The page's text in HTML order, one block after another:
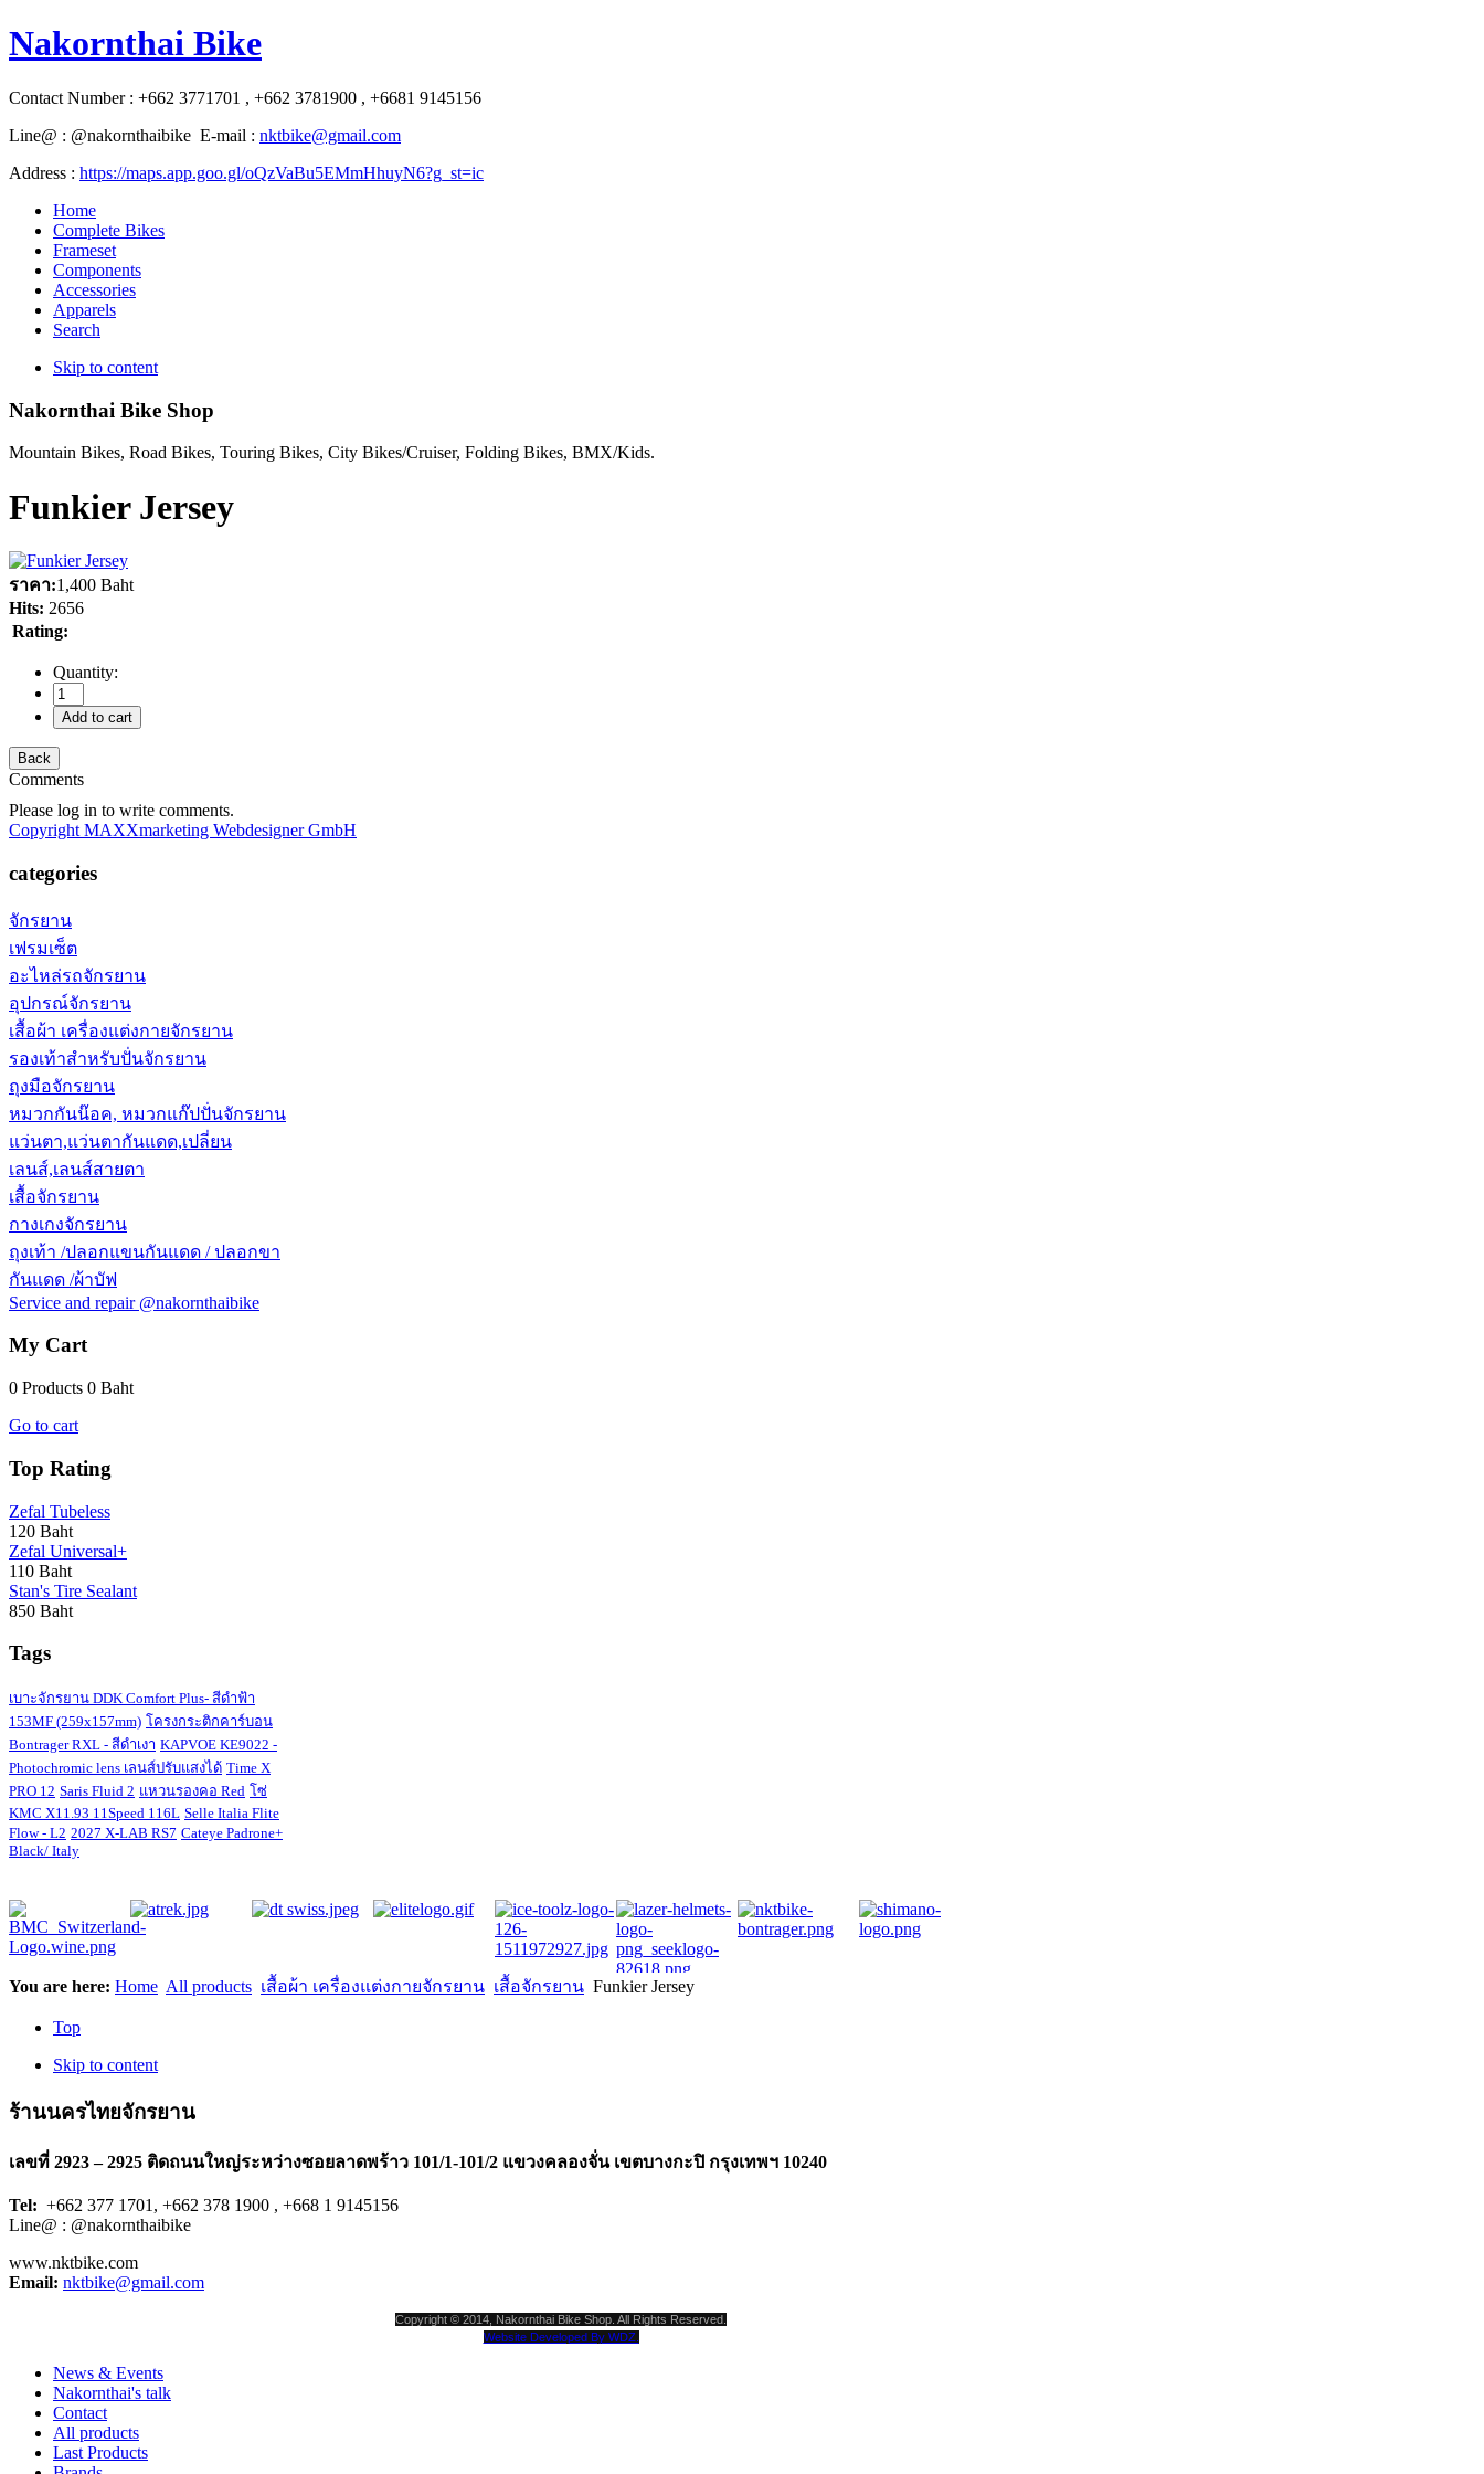
Nakornthai Bike
Contact Number : +662 3771701 , +662 3781900 , +6681 9145156
Line@ : @nakornthaibike E-mail : nktbike@gmail.com
Address : https://maps.app.goo.gl/oQzVaBu5EMmHhuyN6?g_st=ic
Home
Complete Bikes
Frameset
Components
Accessories
Apparels
Search
Skip to content
Nakornthai Bike Shop
Mountain Bikes, Road Bikes, Touring Bikes, City Bikes/Cruiser, Folding Bikes, BMX/Kids.
Funkier Jersey
ราคา:1,400 Baht
Hits: 2656
Rating:
Quantity:
Comments
Please log in to write comments.
Copyright MAXXmarketing Webdesigner GmbH
categories
จักรยาน
เฟรมเซ็ต
อะไหล่รถจักรยาน
อุปกรณ์จักรยาน
เสื้อผ้า เครื่องแต่งกายจักรยาน
รองเท้าสำหรับปั่นจักรยาน
ถุงมือจักรยาน
หมวกกันน๊อค, หมวกแก๊ปปั่นจักรยาน
แว่นตา,แว่นตากันแดด,เปลี่ยน
เลนส์,เลนส์สายตา
เสื้อจักรยาน
กางเกงจักรยาน
ถุงเท้า /ปลอกแขนกันแดด / ปลอกขา
กันแดด /ผ้าบัฟ
Service and repair @nakornthaibike
My Cart
0 Products 0 Baht
Go to cart
Top Rating
Zefal Tubeless
120 Baht
Zefal Universal+
110 Baht
Stan's Tire Sealant
850 Baht
Tags
เบาะจักรยาน DDK Comfort Plus- สีดำฟ้า
153MF (259x157mm) โครงกระติกคาร์บอน
Bontrager RXL - สีดำเงา KAPVOE KE9022 -
Photochromic lens เลนส์ปรับแสงได้ Time X
PRO 12 Saris Fluid 2 แหวนรองคอ Red โซ่
KMC X11.93 11Speed 116L Selle Italia Flite
Flow - L2 2027 X-LAB RS7 Cateye Padrone+
Black/ Italy
You are here: Home All products เสื้อผ้า เครื่องแต่งกายจักรยาน เสื้อจักรยาน Funkier Jersey
Top
Skip to content
ร้านนครไทยจักรยาน
เลขที่ 2923 – 2925 ติดถนนใหญ่ระหว่างซอยลาดพร้าว 101/1-101/2 แขวงคลองจั่น เขตบางกะปิ กรุงเทพฯ 10240
Tel: +662 377 1701, +662 378 1900 , +668 1 9145156
Line@ : @nakornthaibike
www.nktbike.com
Email: nktbike@gmail.com
Copyright © 2014, Nakornthai Bike Shop. All Rights Reserved.
Website Developed By WDZ.
News & Events
Nakornthai's talk
Contact
All products
Last Products